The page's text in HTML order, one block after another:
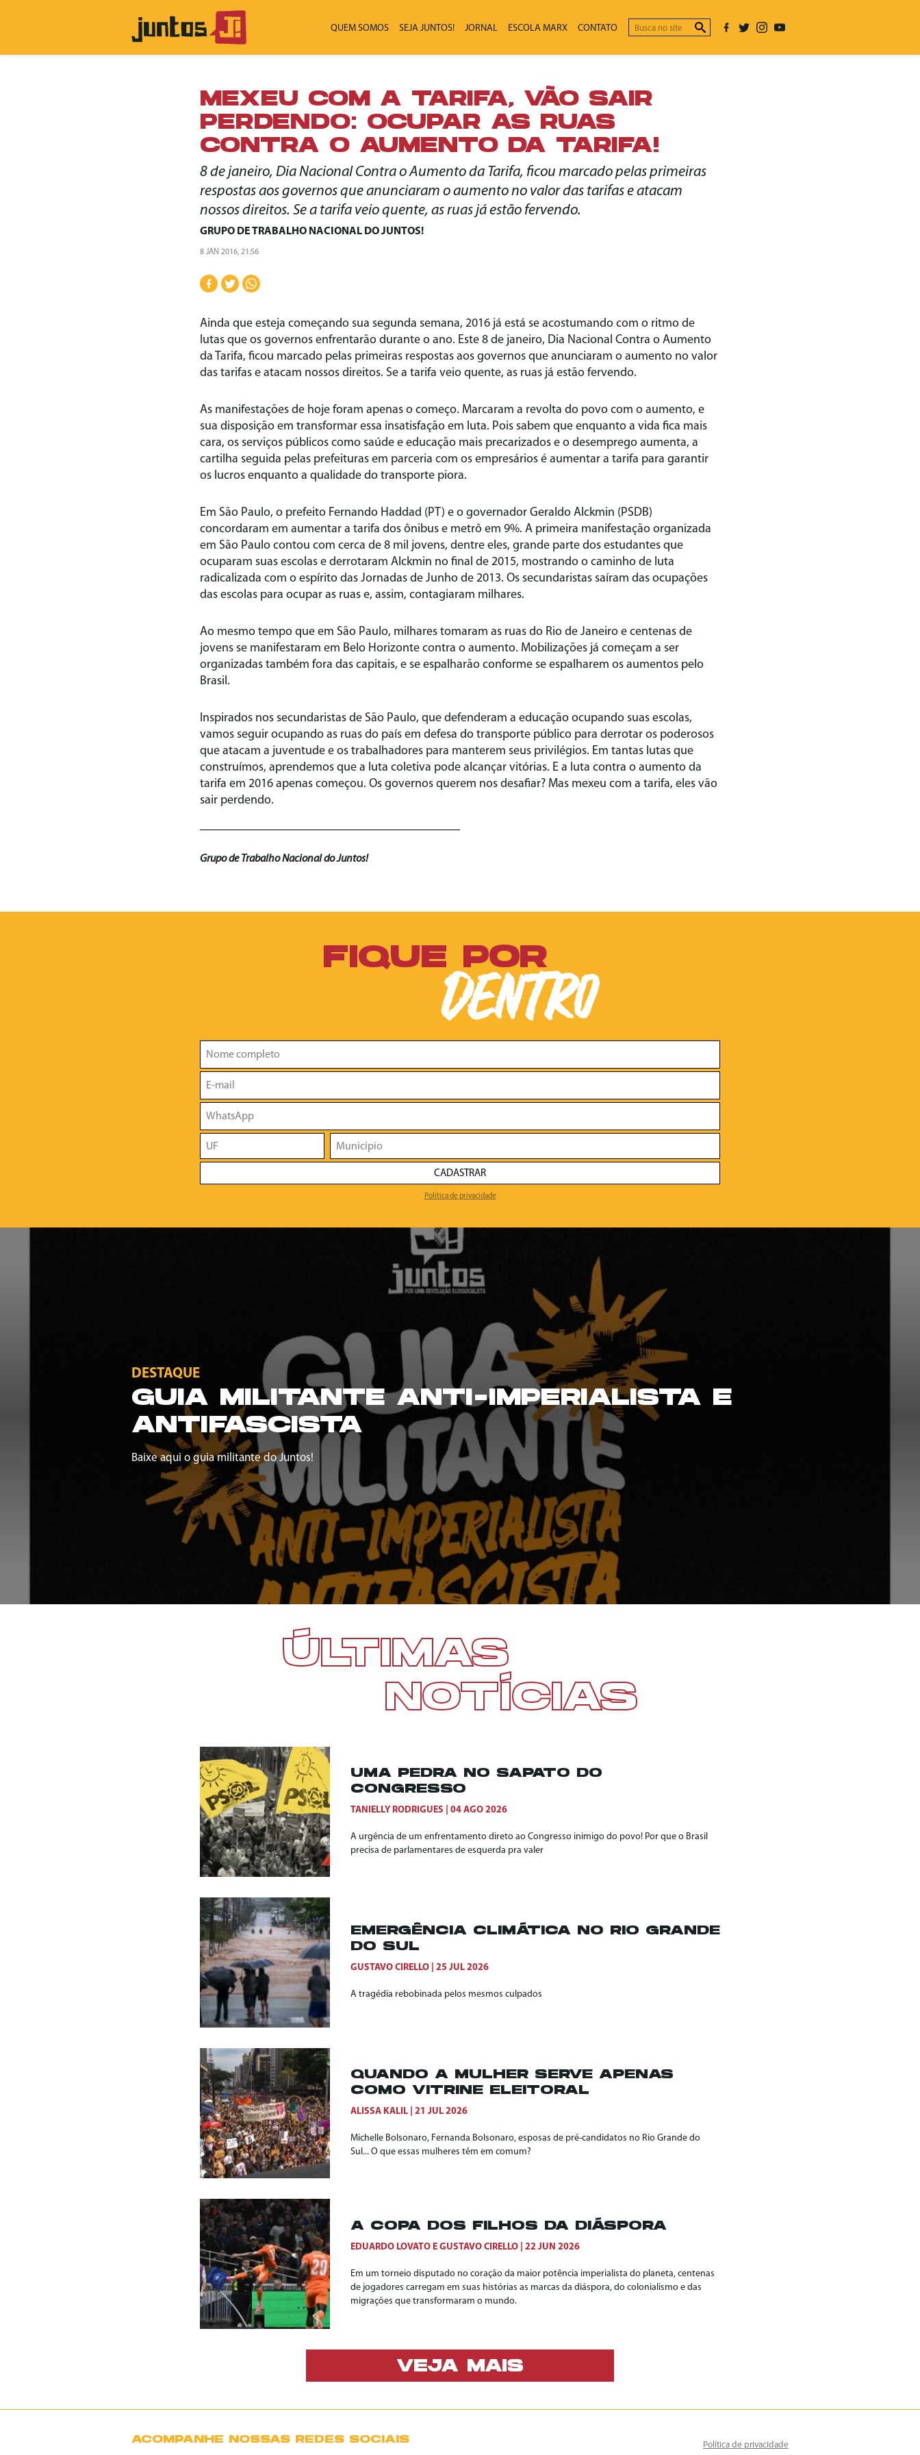
QUEM SOMOS SEJA JUNTOS! JORNAL ESCOLA MARX CONTATO
MEXEU COM A TARIFA, VÃO SAIR
PERDENDO: OCUPAR AS RUAS
CONTRA O AUMENTO DA TARIFA!
8 de janeiro, Dia Nacional Contra o Aumento da Tarifa, ficou marcado pelas primeiras
respostas aos governos que anunciaram o aumento no valor das tarifas e atacam
nossos direitos. Se a tarifa veio quente, as ruas já estão fervendo.
GRUPO DE TRABALHO NACIONAL DO JUNTOS!
8 JAN 2016, 21:56
Ainda que esteja começando sua segunda semana, 2016 já está se acostumando com o ritmo de
lutas que os governos enfrentarão durante o ano. Este 8 de janeiro, Dia Nacional Contra o Aumento
da Tarifa, ficou marcado pelas primeiras respostas aos governos que anunciaram o aumento no valor
das tarifas e atacam nossos direitos. Se a tarifa veio quente, as ruas já estão fervendo.
As manifestações de hoje foram apenas o começo. Marcaram a revolta do povo com o aumento, e
sua disposição em transformar essa insatisfação em luta. Pois sabem que enquanto a vida fica mais
cara, os serviços públicos como saúde e educação mais precarizados e o desemprego aumenta, a
cartilha seguida pelas prefeituras em parceria com os empresários é aumentar a tarifa para garantir
os lucros enquanto a qualidade do transporte piora.
Em São Paulo, o prefeito Fernando Haddad (PT) e o governador Geraldo Alckmin (PSDB)
concordaram em aumentar a tarifa dos ônibus e metrô em 9%. A primeira manifestação organizada
em São Paulo contou com cerca de 8 mil jovens, dentre eles, grande parte dos estudantes que
ocuparam suas escolas e derrotaram Alckmin no final de 2015, mostrando o caminho de luta
radicalizada com o espírito das Jornadas de Junho de 2013. Os secundaristas saíram das ocupações
das escolas para ocupar as ruas e, assim, contagiaram milhares.
Ao mesmo tempo que em São Paulo, milhares tomaram as ruas do Rio de Janeiro e centenas de
jovens se manifestaram em Belo Horizonte contra o aumento. Mobilizações já começam a ser
organizadas também fora das capitais, e se espalharão conforme se espalharem os aumentos pelo
Brasil.
Inspirados nos secundaristas de São Paulo, que defenderam a educação ocupando suas escolas,
vamos seguir ocupando as ruas do país em defesa do transporte público para derrotar os poderosos
que atacam a juventude e os trabalhadores para manterem seus privilégios. Em tantas lutas que
construímos, aprendemos que a luta coletiva pode alcançar vitórias. E a luta contra o aumento da
tarifa em 2016 apenas começou. Os governos querem nos desafiar? Mas mexeu com a tarifa, eles vão
sair perdendo.
Grupo de Trabalho Nacional do Juntos!
FIQUE POR
DENTRO
CADASTRAR
Política de privacidade
DESTAQUE
GUIA MILITANTE ANTI-IMPERIALISTA E
ANTIFASCISTA
Baixe aqui o guia militante do Juntos!
ÚLTIMAS
NOTÍCIAS
UMA PEDRA NO SAPATO DO
CONGRESSO
TANIELLY RODRIGUES 04 AGO 2026
A urgência de um enfrentamento direto ao Congresso inimigo do povo! Por que o Brasil
precisa de parlamentares de esquerda pra valer
EMERGÊNCIA CLIMÁTICA NO RIO GRANDE
DO SUL
GUSTAVO CIRELLO 25 JUL 2026
A tragédia rebobinada pelos mesmos culpados
QUANDO A MULHER SERVE APENAS
COMO VITRINE ELEITORAL
ALISSA KALIL 21 JUL 2026
Michelle Bolsonaro, Fernanda Bolsonaro, esposas de pré-candidatos no Rio Grande do
Sul... O que essas mulheres têm em comum?
A COPA DOS FILHOS DA DIÁSPORA
EDUARDO LOVATO E GUSTAVO CIRELLO 22 JUN 2026
Em um torneio disputado no coração da maior potência imperialista do planeta, centenas
de jogadores carregam em suas histórias as marcas da diáspora, do colonialismo e das
migrações que transformaram o mundo.
VEJA MAIS
ACOMPANHE NOSSAS REDES SOCIAIS Política de privacidade